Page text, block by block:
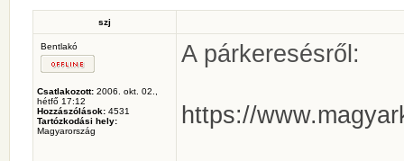
szj
Bentlakó
Csatlakozott: 2006. okt. 02.,
hétfő 17:12
Hozzászólások: 4531
Tartózkodási hely:
Magyarország
A párkeresésről:
https://